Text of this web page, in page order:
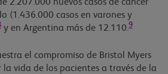
2.207.000 nuevos casos de cáncer
(1.436.000 casos en varones y
y en Argentina más de 12.110.9
el compromiso de Bristol Myers
vida de los pacientes a través de la